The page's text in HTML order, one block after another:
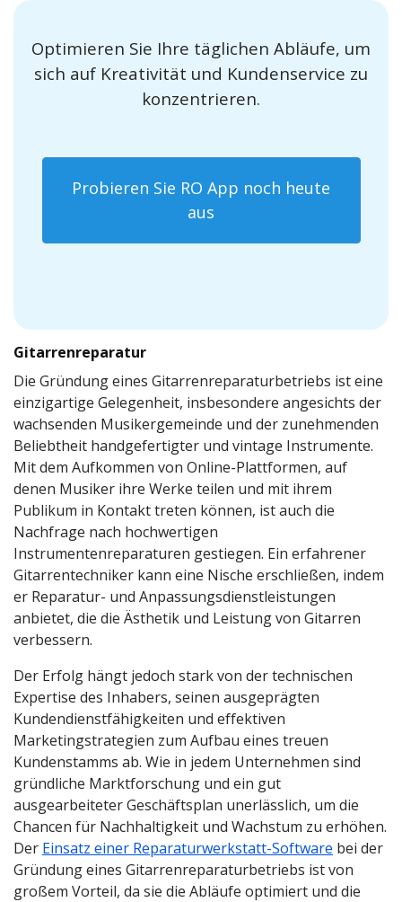
Optimieren Sie Ihre täglichen Abläufe, um
sich auf Kreativität und Kundenservice zu
konzentrieren.
Probieren Sie RO App noch heute
aus
Gitarrenreparatur
Die Gründung eines Gitarrenreparaturbetriebs ist eine
einzigartige Gelegenheit, insbesondere angesichts der
wachsenden Musikergemeinde und der zunehmenden
Beliebtheit handgefertigter und vintage Instrumente.
Mit dem Aufkommen von Online-Plattformen, auf
denen Musiker ihre Werke teilen und mit ihrem
Publikum in Kontakt treten können, ist auch die
Nachfrage nach hochwertigen
Instrumentenreparaturen gestiegen. Ein erfahrener
Gitarrentechniker kann eine Nische erschließen, indem
er Reparatur- und Anpassungsdienstleistungen
anbietet, die die Ästhetik und Leistung von Gitarren
verbessern.
Der Erfolg hängt jedoch stark von der technischen
Expertise des Inhabers, seinen ausgeprägten
Kundendienstfähigkeiten und effektiven
Marketingstrategien zum Aufbau eines treuen
Kundenstamms ab. Wie in jedem Unternehmen sind
gründliche Marktforschung und ein gut
ausgearbeiteter Geschäftsplan unerlässlich, um die
Chancen für Nachhaltigkeit und Wachstum zu erhöhen.
Der Einsatz einer Reparaturwerkstatt-Software bei der
Gründung eines Gitarrenreparaturbetriebs ist von
großem Vorteil, da sie die Abläufe optimiert und die